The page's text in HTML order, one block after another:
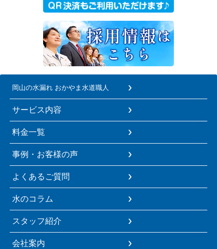
岡山の水漏れ おかやま水道職人
サービス内容
料金一覧
事例・お客様の声
よくあるご質問
水のコラム
スタッフ紹介
会社案内